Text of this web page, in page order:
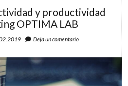
y productividad
OPTIMA LAB
Deja un comentario